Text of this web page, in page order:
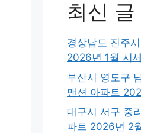
최신 글
경상남도 진주
2026년 1월 시세
부산시 영도구
맨션 아파트
대구시 서구 중
파트 2026년 2